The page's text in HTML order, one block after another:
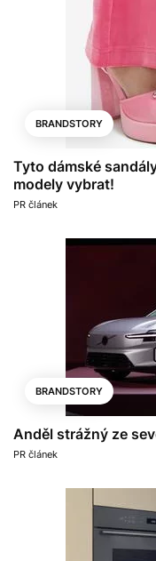
BRANDSTORY
Tyto dámské
modely vybrat!
PR článek
BRANDSTORY
Anděl strážný ze
PR článek